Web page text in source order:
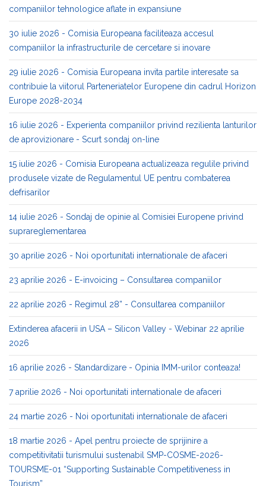
companiilor tehnologice aflate in expansiune
30 iulie 2026 - Comisia Europeana faciliteaza accesul
companiilor la infrastructurile de cercetare si inovare
29 iulie 2026 - Comisia Europeana invita partile interesate sa
contribuie la viitorul Parteneriatelor Europene din cadrul Horizon
Europe 2028-2034
16 iulie 2026 - Experienta companiilor privind rezilienta lanturilor
de aprovizionare - Scurt sondaj on-line
15 iulie 2026 - Comisia Europeana actualizeaza regulile privind
produsele vizate de Regulamentul UE pentru combaterea
defrisarilor
14 iulie 2026 - Sondaj de opinie al Comisiei Europene privind
suprareglementarea
30 aprilie 2026 - Noi oportunitati internationale de afaceri
23 aprilie 2026 - E-invoicing – Consultarea companiilor
22 aprilie 2026 - Regimul 28” - Consultarea companiilor
Extinderea afacerii in USA – Silicon Valley - Webinar 22 aprilie
2026
16 aprilie 2026 - Standardizare - Opinia IMM-urilor conteaza!
7 aprilie 2026 - Noi oportunitati internationale de afaceri
24 martie 2026 - Noi oportunitati internationale de afaceri
18 martie 2026 - Apel pentru proiecte de sprijinire a
competitivitatii turismului sustenabil SMP-COSME-2026-
TOURSME-01 “Supporting Sustainable Competitiveness in
Tourism”